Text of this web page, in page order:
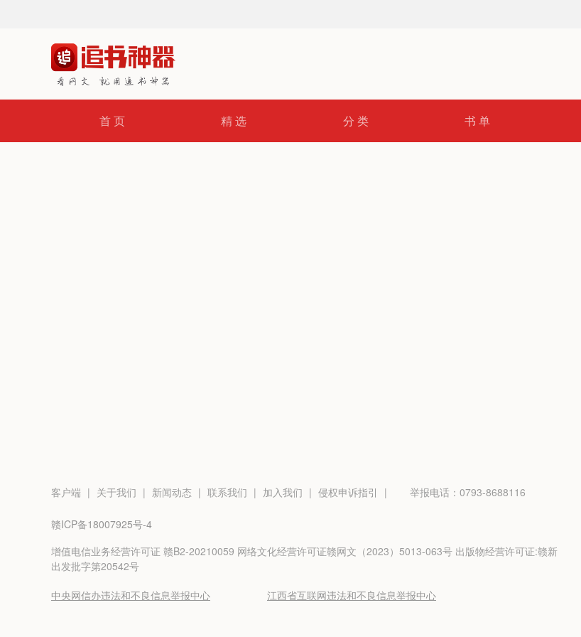
首 页 精 选 分 类 书 单
客户端 | 关于我们 | 新闻动态 | 联系我们 | 加入我们 | 侵权申诉指引 | 举报电话：0793-8688116
赣ICP备18007925号-4
增值电信业务经营许可证 赣B2-20210059 网络文化经营许可证赣网文（2023）5013-063号 出版物经营许可证:赣新
出发批字第20542号
中央网信办违法和不良信息举报中心 江西省互联网违法和不良信息举报中心